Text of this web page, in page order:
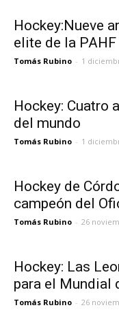
Hockey:Nueve
elite de la PAHF
Tomás Rubino - 1
Hockey: Cuatro
del mundo
Tomás Rubino - 1
Hockey de
campeón del
Tomás Rubino - 26
Hockey: Las
para el Mundial
Tomás Rubino - 26